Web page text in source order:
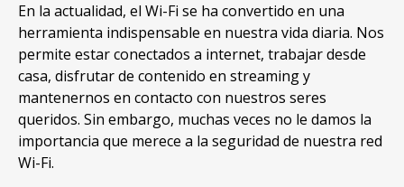
En la actualidad, el Wi-Fi se ha convertido en una
herramienta indispensable en nuestra vida diaria. Nos
permite estar conectados a internet, trabajar desde
casa, disfrutar de contenido en streaming y
mantenernos en contacto con nuestros seres
queridos. Sin embargo, muchas veces no le damos la
importancia que merece a la seguridad de nuestra red
Wi-Fi.